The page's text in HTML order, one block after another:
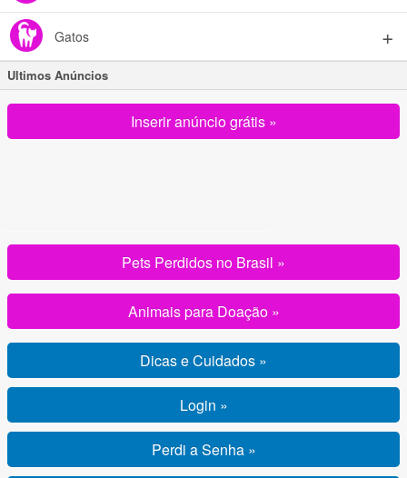
Gatos
Ultimos Anúncios
Inserir anúncio grátis »
Pets Perdidos no Brasil »
Animais para Doação »
Dicas e Cuidados »
Login »
Perdi a Senha »